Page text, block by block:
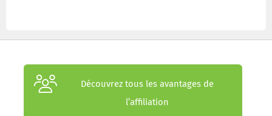
Découvrez tous les avantages de
l’affiliation